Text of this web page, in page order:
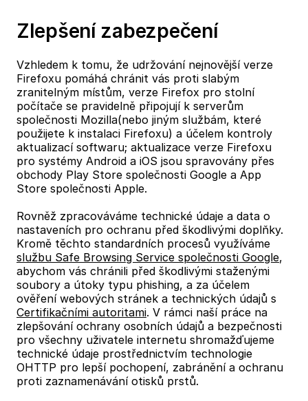
Zlepšení zabezpečení
Vzhledem k tomu, že udržování nejnovější verze
Firefoxu pomáhá chránit vás proti slabým
zranitelným místům, verze Firefox pro stolní
počítače se pravidelně připojují k serverům
společnosti Mozilla(nebo jiným službám, které
použijete k instalaci Firefoxu) a účelem kontroly
aktualizací softwaru; aktualizace verze Firefoxu
pro systémy Android a iOS jsou spravovány přes
obchody Play Store společnosti Google a App
Store společnosti Apple.
Rovněž zpracováváme technické údaje a data o
nastaveních pro ochranu před škodlivými doplňky.
Kromě těchto standardních procesů využíváme
službu Safe Browsing Service společnosti Google,
abychom vás chránili před škodlivými staženými
soubory a útoky typu phishing, a za účelem
ověření webových stránek a technických údajů s
Certifikačními autoritami. V rámci naší práce na
zlepšování ochrany osobních údajů a bezpečnosti
pro všechny uživatele internetu shromažďujeme
technické údaje prostřednictvím technologie
OHTTP pro lepší pochopení, zabránění a ochranu
proti zaznamenávání otisků prstů.